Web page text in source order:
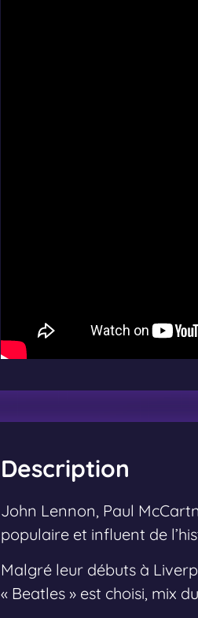
Description
John Lennon, Paul
populaire et influent de
Malgré leur débuts à
« Beatles » est choisi, mix